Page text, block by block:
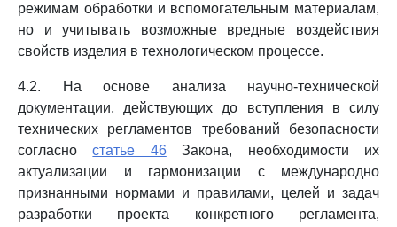
режимам обработки и вспомогательным материалам,
но и учитывать возможные вредные воздействия
свойств изделия в технологическом процессе.
4.2. На основе анализа научно-технической
документации, действующих до вступления в силу
технических регламентов требований безопасности
согласностатье 46Закона, необходимости их
актуализации и гармонизации с международно
признанными нормами и правилами, целей и задач
разработки проекта конкретного регламента,